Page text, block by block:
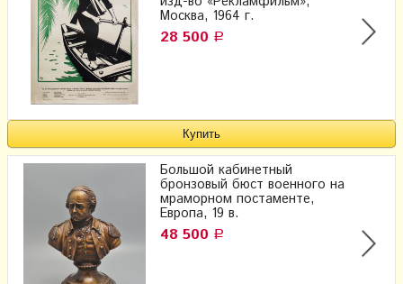
Москва, 1964 г.
28 500 Р
Большой кабинетный
бронзовый бюст военного на
мраморном постаменте,
Европа, 19 в.
48 500 Р